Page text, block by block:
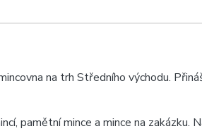
na trh Středního východu.
pamětní mince a mince na zakázku.